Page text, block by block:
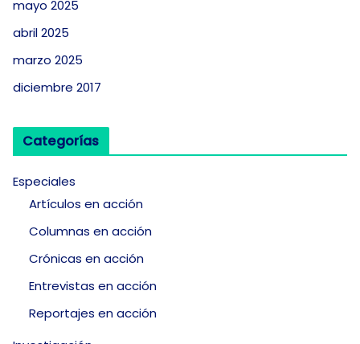
mayo 2025
abril 2025
marzo 2025
diciembre 2017
Categorías
Especiales
Artículos en acción
Columnas en acción
Crónicas en acción
Entrevistas en acción
Reportajes en acción